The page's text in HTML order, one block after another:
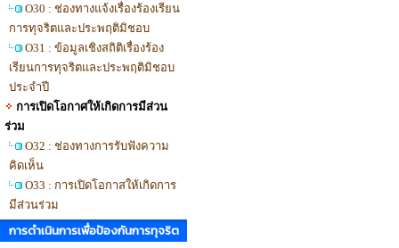
O30 : ช่องทางแจ้งเรื่องร้องเรียน
การทุจริตและประพฤติมิชอบ
O31 : ข้อมูลเชิงสถิติเรื่องร้อง
เรียนการทุจริตและประพฤติมิชอบ
ประจำปี
การเปิดโอกาศให้เกิดการมีส่วน
ร่วม
O32 : ช่องทางการรับฟังความ
คิดเห็น
O33 : การเปิดโอกาสให้เกิดการ
มีส่วนร่วม
การดำเนินการเพื่อป้องกันการทุจริต